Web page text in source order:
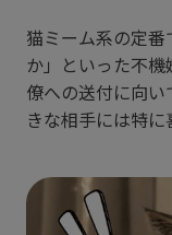
猫ミーム系の定
か」といった不機
僚への送付に向
きな相手には特に